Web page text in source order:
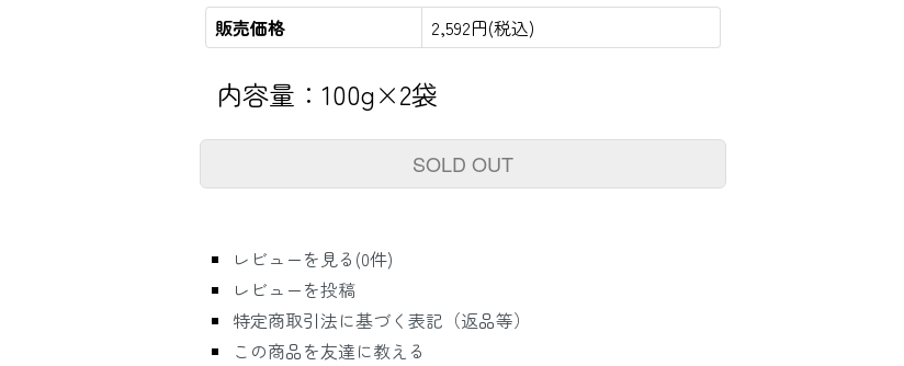
販売価格 2,592円(税込)
内容量：100g×2袋
SOLD OUT
レビューを見る(0件)
レビューを投稿
特定商取引法に基づく表記（返品等）
この商品を友達に教える